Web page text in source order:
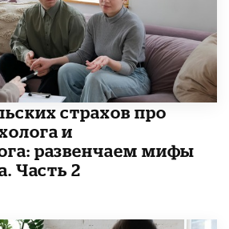
страхов про
и
развенчаем мифы
Часть 2